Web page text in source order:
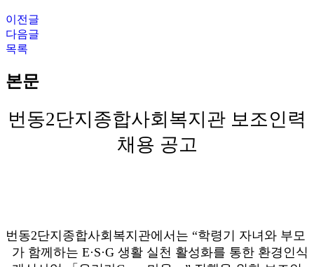
이전글
다음글
목록
본문
번동2단지종합사회복지관 보조인력
채용 공고
번동2단지종합사회복지관에서는 “학령기 자녀와 부모
가 함께하는 E·S·G 생활 실천 활성화를 통한 환경인식